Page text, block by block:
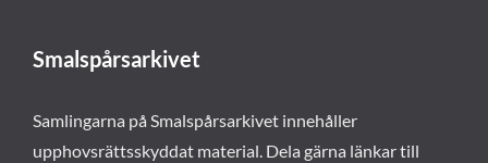
Smalspårsarkivet
Samlingarna på Smalspårsarkivet innehåller
upphovsrättsskyddat material. Dela gärna länkar till